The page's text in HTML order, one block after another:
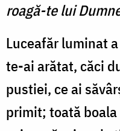
roagă-te lui
Luceafăr luminat
te-ai ară­tat, căci
pustiei, ce ai
primit; toată